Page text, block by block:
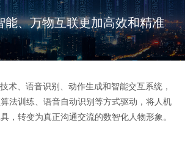
能、万物互联更加高效和精准
术、语音识别、动作生成和智能交互系统，
法训练、语音自动识别等方式驱动，将人机
，转变为真正沟通交流的数智化人物形象。